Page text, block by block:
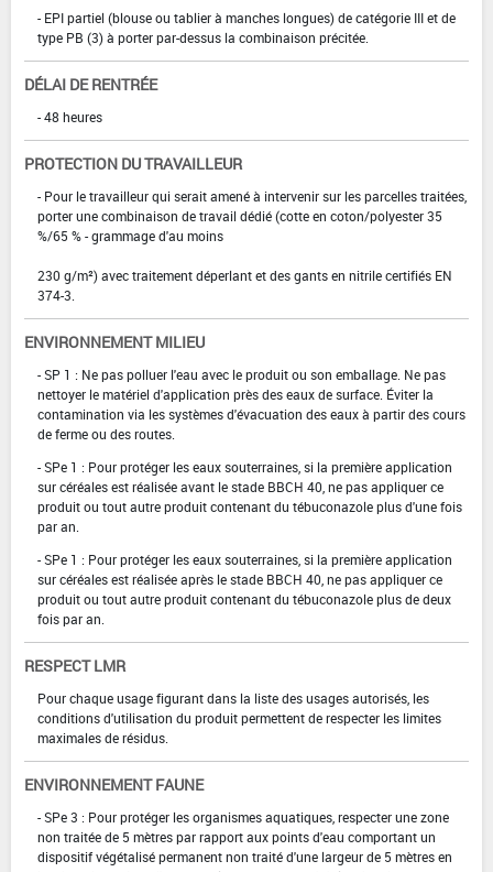
- EPI partiel (blouse ou tablier à manches longues) de catégorie III et de
type PB (3) à porter par-dessus la combinaison précitée.
DÉLAI DE RENTRÉE
- 48 heures
PROTECTION DU TRAVAILLEUR
- Pour le travailleur qui serait amené à intervenir sur les parcelles traitées,
porter une combinaison de travail dédié (cotte en coton/polyester 35
%/65 % - grammage d'au moins
230 g/m²) avec traitement déperlant et des gants en nitrile certifiés EN
374-3.
ENVIRONNEMENT MILIEU
- SP 1 : Ne pas polluer l'eau avec le produit ou son emballage. Ne pas
nettoyer le matériel d'application près des eaux de surface. Éviter la
contamination via les systèmes d'évacuation des eaux à partir des cours
de ferme ou des routes.
- SPe 1 : Pour protéger les eaux souterraines, si la première application
sur céréales est réalisée avant le stade BBCH 40, ne pas appliquer ce
produit ou tout autre produit contenant du tébuconazole plus d'une fois
par an.
- SPe 1 : Pour protéger les eaux souterraines, si la première application
sur céréales est réalisée après le stade BBCH 40, ne pas appliquer ce
produit ou tout autre produit contenant du tébuconazole plus de deux
fois par an.
RESPECT LMR
Pour chaque usage figurant dans la liste des usages autorisés, les
conditions d'utilisation du produit permettent de respecter les limites
maximales de résidus.
ENVIRONNEMENT FAUNE
- SPe 3 : Pour protéger les organismes aquatiques, respecter une zone
non traitée de 5 mètres par rapport aux points d'eau comportant un
dispositif végétalisé permanent non traité d'une largeur de 5 mètres en